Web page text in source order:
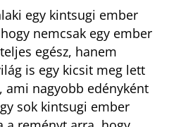
egy kintsugi ember
nemcsak egy ember
egész, hanem
is egy kicsit meg lett
ami nagyobb edényként
sok kintsugi ember